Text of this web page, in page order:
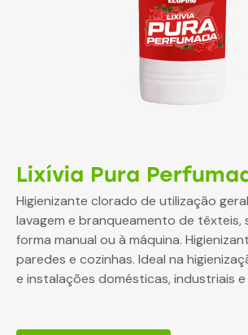
Lixívia Pura
Higienizante clorado de utilização
lavagem e branqueamento de têxteis,
forma manual ou à máquina.
paredes e cozinhas. Ideal na
e instalações domésticas, industriais e